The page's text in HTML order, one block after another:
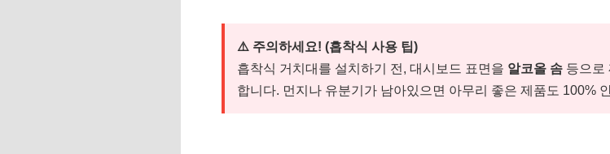
⚠️ 주의하세요! (흡착식 사용 팁)
흡착식 거치대를 설치하기 전, 대시보드 표면을 알코올 솜 등으로
합니다. 먼지나 유분기가 남아있으면 아무리 좋은 제품도 100%